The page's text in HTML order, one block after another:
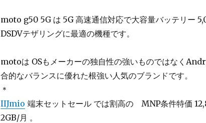
moto g50 5G は 5G 高速通信対応で大容量バッテリー
DSDVテザリングに最適の機種です。
motoは OSもメーカーの独自性の強いものではなく
合的なバランスに優れた根強い人気のブランドです。
＊
IIJmio 端末セットセール では割高の MNP条件特価
2GB/月 。